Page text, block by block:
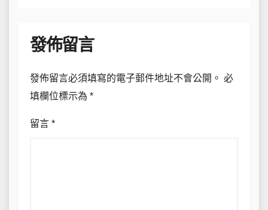
發佈留言
發佈留言必須填寫的電子郵件地址不會公開。 必
填欄位標示為 *
留言 *